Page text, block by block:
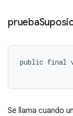
prueba
public final
Se llama cuando